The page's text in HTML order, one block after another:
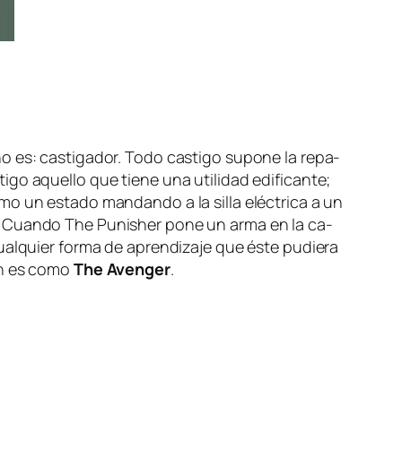
es: cas­ti­ga­dor. Todo cas­ti­go su­po­ne la re­pa­
aque­llo que tie­ne una uti­li­dad edi­fi­can­te;
un es­ta­do man­dan­do a la si­lla eléc­tri­ca a un
The Punisher po­ne un ar­ma en la ca­
for­ma de apren­di­za­je que és­te pu­die­ra
es co­mo The Avenger.